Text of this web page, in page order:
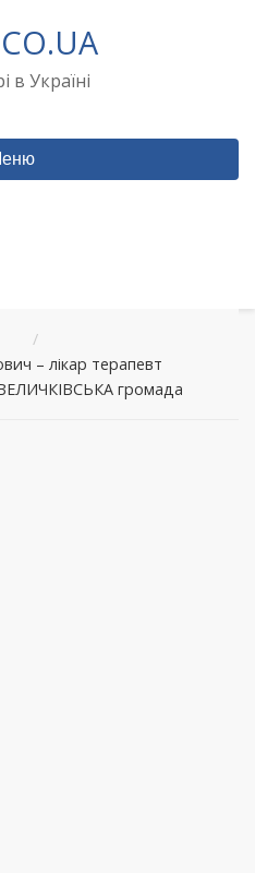
в Україні
/
– лікар терапевт
громада